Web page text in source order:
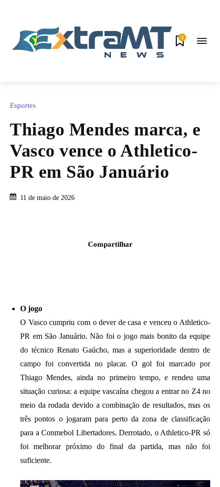
0
Esportes
Thiago Mendes marca, e
Vasco vence o Athletico-
PR em São Januário
11 de maio de 2026
Compartilhar
O jogo
O Vasco cumpriu com o dever de casa e venceu o Athletico-
PR em São Januário. Não foi o jogo mais bonito da equipe
do técnico Renato Gaúcho, mas a superioridade dentro de
campo foi convertida no placar. O gol foi marcado por
Thiago Mendes, ainda no primeiro tempo, e rendeu uma
situação curiosa: a equipe vascaína chegou a entrar no Z4 no
meio da rodada devido a combinação de resultados, mas os
três pontos o jogaram para perto da zona de classificação
para a Conmebol Libertadores. Derrotado, o Athletico-PR só
foi melhorar próximo do final da partida, mas não foi
suficiente.